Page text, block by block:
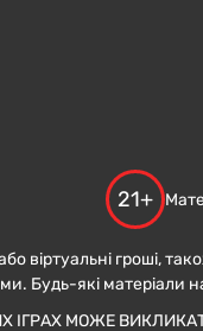
21+
віртуальні гроші,
Будь-які матеріали
ІГРАХ МОЖЕ